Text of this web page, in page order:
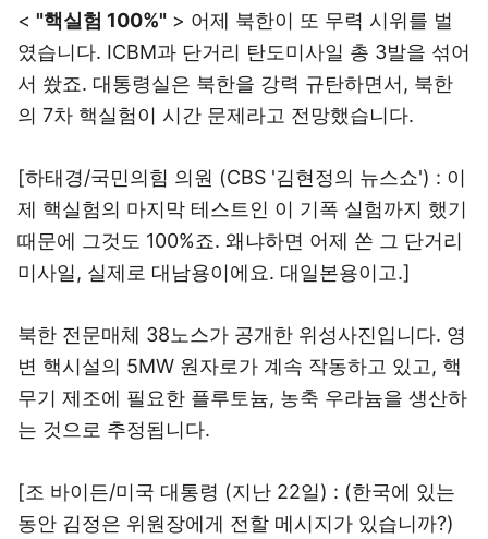
< "핵실험 100%" > 어제 북한이 또 무력 시위를 벌
였습니다. ICBM과 단거리 탄도미사일 총 3발을 섞어
서 쐈죠. 대통령실은 북한을 강력 규탄하면서, 북한
의 7차 핵실험이 시간 문제라고 전망했습니다.
[하태경/국민의힘 의원 (CBS '김현정의 뉴스쇼') : 이
제 핵실험의 마지막 테스트인 이 기폭 실험까지 했기
때문에 그것도 100%죠. 왜냐하면 어제 쏜 그 단거리
미사일, 실제로 대남용이에요. 대일본용이고.]
북한 전문매체 38노스가 공개한 위성사진입니다. 영
변 핵시설의 5MW 원자로가 계속 작동하고 있고, 핵
무기 제조에 필요한 플루토늄, 농축 우라늄을 생산하
는 것으로 추정됩니다.
[조 바이든/미국 대통령 (지난 22일) : (한국에 있는
동안 김정은 위원장에게 전할 메시지가 있습니까?)